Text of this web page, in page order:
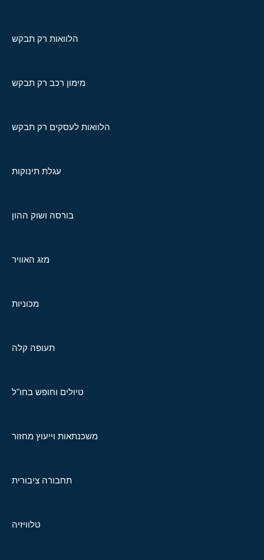
הלוואות רק תבקש
מימון רכב רק תבקש
הלוואות לעסקים רק תבקש
עגלת תינוקות
בורסה ושוק ההון
מזג האוויר
מכוניות
תעופה קלה
טיולים וחופש בחו"ל
משכנתאות וייעוץ מחזור
תחבורה ציבורית
טלוויזיה